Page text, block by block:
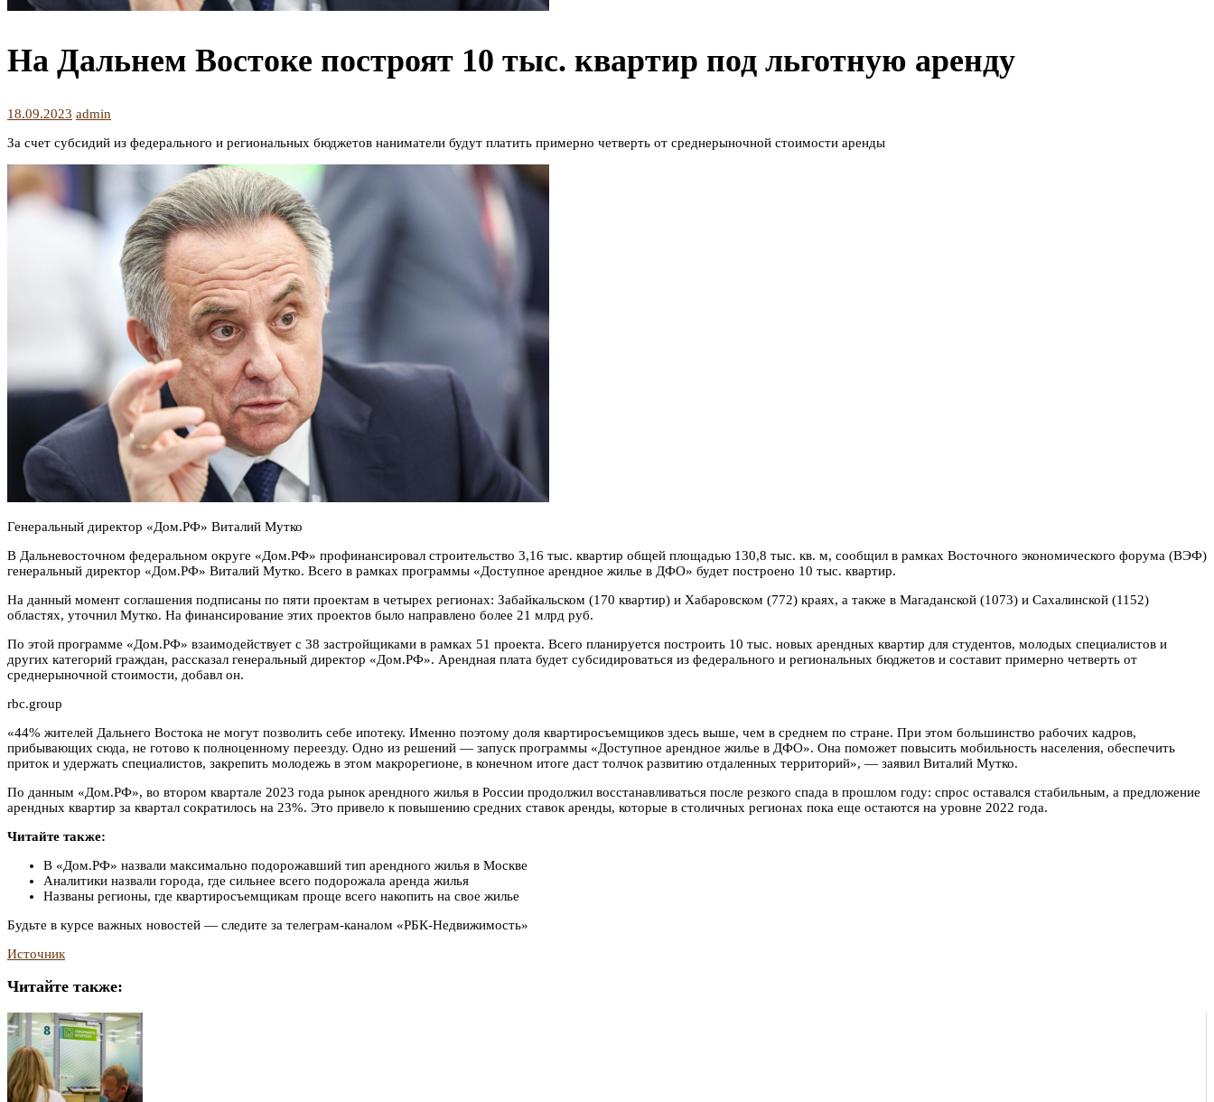
На Дальнем Востоке построят 10 тыс. квартир под льготную аренду
18.09.2023 admin
За счет субсидий из федерального и региональных бюджетов наниматели будут платить примерно четверть от среднерыночной стоимости аренды
Генеральный директор «Дом.РФ» Виталий Мутко
В Дальневосточном федеральном округе «Дом.РФ» профинансировал строительство 3,16 тыс. квартир общей площадью 130,8 тыс. кв. м, сообщил в рамках Восточного экономического форума (ВЭФ)
генеральный директор «Дом.РФ» Виталий Мутко. Всего в рамках программы «Доступное арендное жилье в ДФО» будет построено 10 тыс. квартир.
На данный момент соглашения подписаны по пяти проектам в четырех регионах: Забайкальском (170 квартир) и Хабаровском (772) краях, а также в Магаданской (1073) и Сахалинской (1152)
областях, уточнил Мутко. На финансирование этих проектов было направлено более 21 млрд руб.
По этой программе «Дом.РФ» взаимодействует с 38 застройщиками в рамках 51 проекта. Всего планируется построить 10 тыс. новых арендных квартир для студентов, молодых специалистов и
других категорий граждан, рассказал генеральный директор «Дом.РФ». Арендная плата будет субсидироваться из федерального и региональных бюджетов и составит примерно четверть от
среднерыночной стоимости, добавл он.
rbc.group
«44% жителей Дальнего Востока не могут позволить себе ипотеку. Именно поэтому доля квартиросъемщиков здесь выше, чем в среднем по стране. При этом большинство рабочих кадров,
прибывающих сюда, не готово к полноценному переезду. Одно из решений — запуск программы «Доступное арендное жилье в ДФО». Она поможет повысить мобильность населения, обеспечить
приток и удержать специалистов, закрепить молодежь в этом макрорегионе, в конечном итоге даст толчок развитию отдаленных территорий», — заявил Виталий Мутко.
По данным «Дом.РФ», во втором квартале 2023 года рынок арендного жилья в России продолжил восстанавливаться после резкого спада в прошлом году: спрос оставался стабильным, а предложение
арендных квартир за квартал сократилось на 23%. Это привело к повышению средних ставок аренды, которые в столичных регионах пока еще остаются на уровне 2022 года.
Читайте также:
В «Дом.РФ» назвали максимально подорожавший тип арендного жилья в Москве
Аналитики назвали города, где сильнее всего подорожала аренда жилья
Названы регионы, где квартиросъемщикам проще всего накопить на свое жилье
Будьте в курсе важных новостей — следите за телеграм-каналом «РБК-Недвижимость»
Источник
Читайте также: